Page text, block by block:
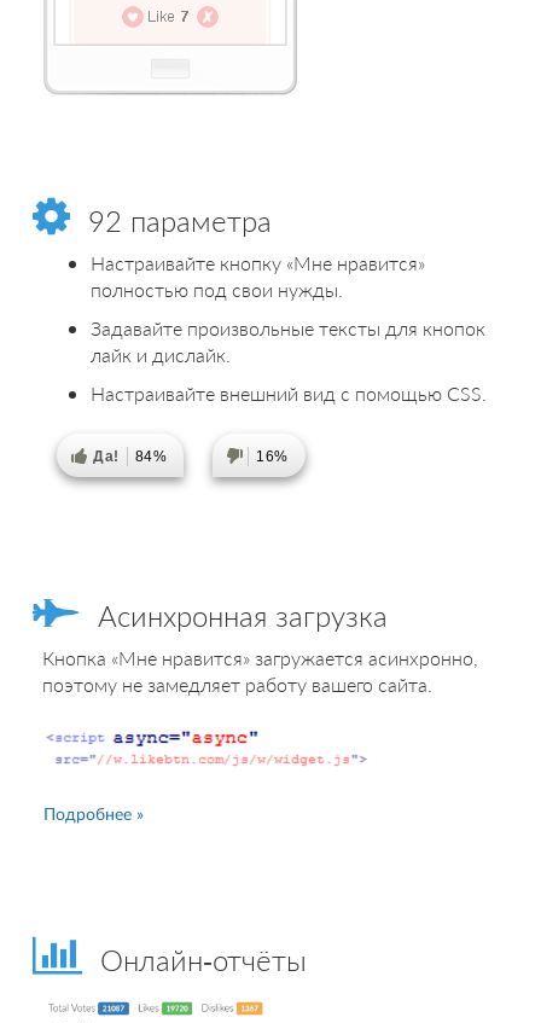
92 параметра
Настраивайте кнопку «Мне нравится»
полностью под свои нужды.
Задавайте произвольные тексты для кнопок
лайк и дислайк.
Настраивайте внешний вид с помощью CSS.
Да! 84% 16%
Асинхронная загрузка
Кнопка «Мне нравится» загружается асинхронно,
поэтому не замедляет работу вашего сайта.
Подробнее »
Онлайн-отчёты